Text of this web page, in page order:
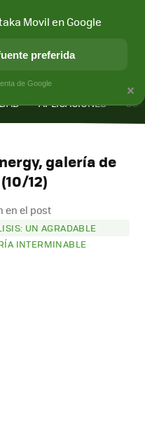
APLICACIONES
galería de
12)
en el post
UN AGRADABLE
INTERMINABLE
×
Movil en Google
preferida
de Google